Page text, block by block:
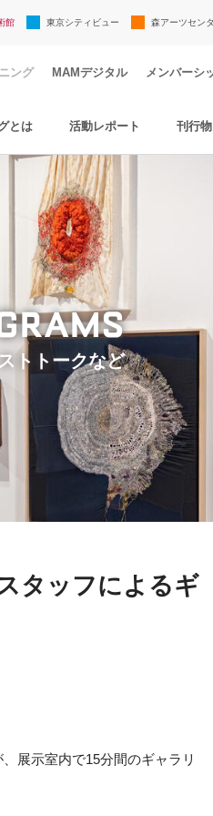
館 東京シティビュー 森アーツセン
ング MAMデジタル メンバーシ
トトークなど
とは 活動レポート 刊行物
タッフによるギ
展示室内で15分間のギャラリ